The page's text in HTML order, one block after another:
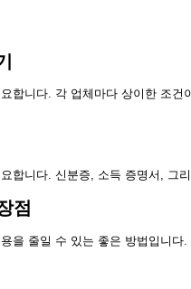
합니다. 각 업체마다 상이한 조건
합니다. 신분증, 소득 증명서, 그
점
을 줄일 수 있는 좋은 방법입니